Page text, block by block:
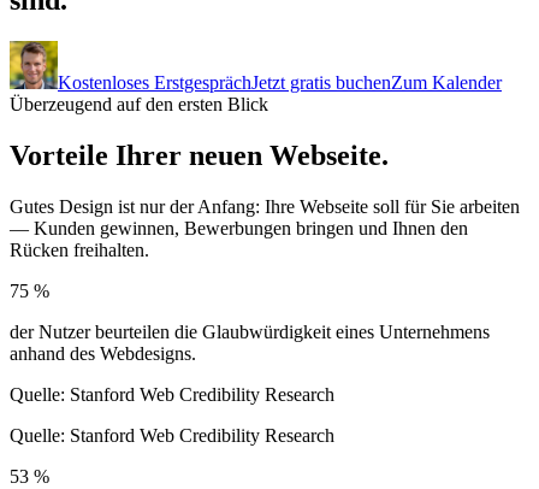
Kostenloses ErstgesprächJetzt gratis buchenZum Kalender
Überzeugend auf den ersten Blick
Vorteile Ihrer neuen Webseite.
Gutes Design ist nur der Anfang: Ihre Webseite soll für Sie arbeiten
— Kunden gewinnen, Bewerbungen bringen und Ihnen den
Rücken freihalten.
75 %
der Nutzer beurteilen die Glaubwürdigkeit eines Unternehmens
anhand des Webdesigns.
Quelle: Stanford Web Credibility Research
Quelle: Stanford Web Credibility Research
53 %